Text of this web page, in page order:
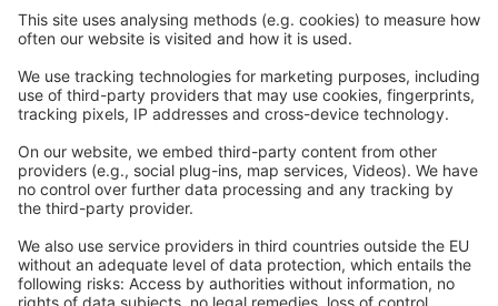
Karriere
Rechtliches
Datenschutz
AGB
Hinweisgeberschutz